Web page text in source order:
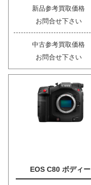
新品参考買取価格
お問合せ下さい
中古参考買取価格
お問合せ下さい
EOS C80 ボディー